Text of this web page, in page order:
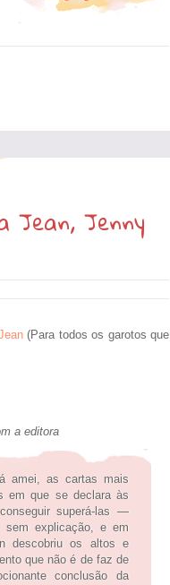
Jean, Jenny
(Para todos os garotos que
a editora
amei, as cartas mais
em que se declara às
superá-las —
sem explicação, e em
descobriu os altos e
que não é de faz de
conclusão da